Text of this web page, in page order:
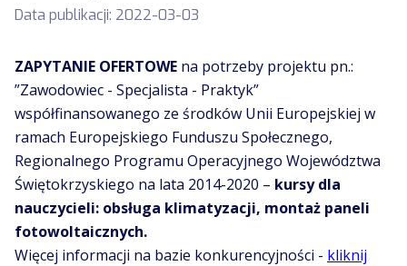
Data publikacji: 2022-03-03
ZAPYTANIE OFERTOWE na potrzeby projektu pn.:
”Zawodowiec - Specjalista - Praktyk”
współfinansowanego ze środków Unii Europejskiej w
ramach Europejskiego Funduszu Społecznego,
Regionalnego Programu Operacyjnego Województwa
Świętokrzyskiego na lata 2014-2020 – kursy dla
nauczycieli: obsługa klimatyzacji, montaż paneli
fotowoltaicznych.
Więcej informacji na bazie konkurencyjności - kliknij